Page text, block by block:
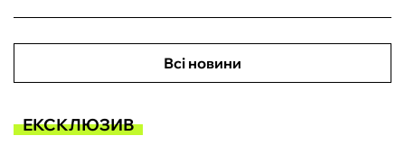
Всі новини
ЕКСКЛЮЗИВ